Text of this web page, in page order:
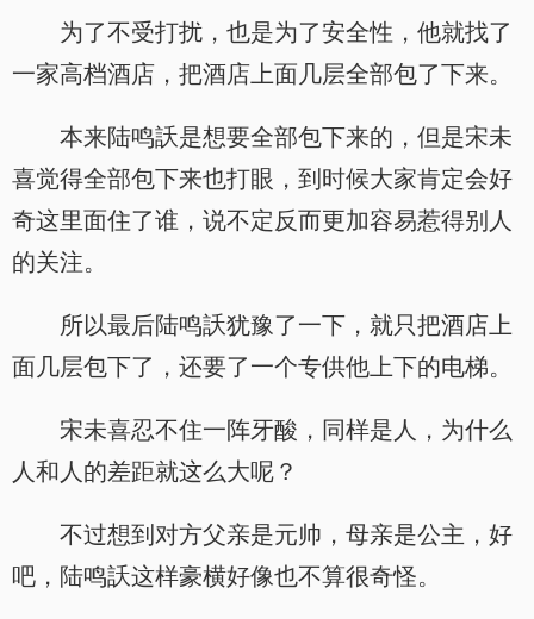
为了不受打扰，也是为了安全性，他就找了
一家高档酒店，把酒店上面几层全部包了下来。
本来陆鸣訞是想要全部包下来的，但是宋未
喜觉得全部包下来也打眼，到时候大家肯定会好
奇这里面住了谁，说不定反而更加容易惹得别人
的关注。
所以最后陆鸣訞犹豫了一下，就只把酒店上
面几层包下了，还要了一个专供他上下的电梯。
宋未喜忍不住一阵牙酸，同样是人，为什么
人和人的差距就这么大呢？
不过想到对方父亲是元帅，母亲是公主，好
吧，陆鸣訞这样豪横好像也不算很奇怪。